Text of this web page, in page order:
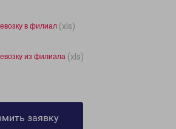
в филиал (xls)
из филиала (xls)
заявку